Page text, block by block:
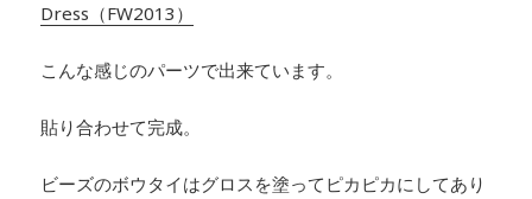
Dress（FW2013）
こんな感じのパーツで出来ています。
貼り合わせて完成。
ビーズのボウタイはグロスを塗ってピカピカにしてあり